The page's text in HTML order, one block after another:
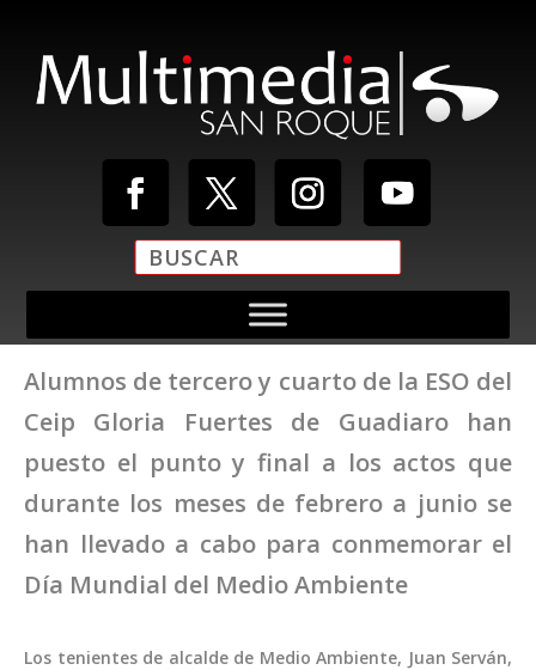
Alumnos de tercero y cuarto de la ESO del
Ceip Gloria Fuertes de Guadiaro han
puesto el punto y final a los actos que
durante los meses de febrero a junio se
han llevado a cabo para conmemorar el
Día Mundial del Medio Ambiente
Los tenientes de alcalde de Medio Ambiente, Juan Serván,